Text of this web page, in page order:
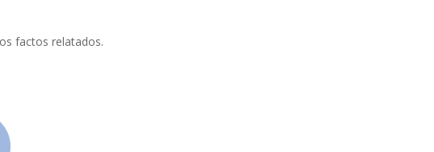
factos relatados.